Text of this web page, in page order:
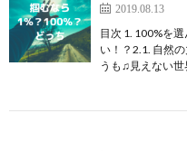
2019.08.13
目次 1. 100%を
い！？2.1. 自然
うも♫見えない